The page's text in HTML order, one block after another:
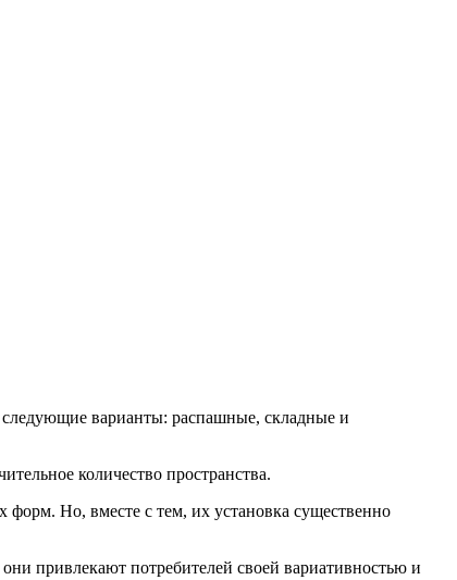
варианты: распашные, складные и
количество пространства.
Но, вместе с тем, их установка существенно
привлекают потребителей своей вариативностью и